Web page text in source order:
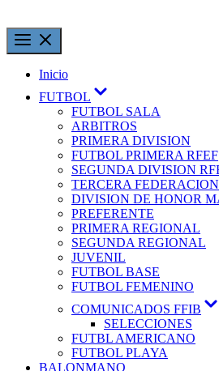
Inicio
FUTBOL
FUTBOL SALA
ARBITROS
PRIMERA DIVISION
FUTBOL PRIMERA RFEF
SEGUNDA DIVISION
TERCERA FEDERACION
DIVISION DE HONOR
PREFERENTE
PRIMERA REGIONAL
SEGUNDA REGIONAL
JUVENIL
FUTBOL BASE
FUTBOL FEMENINO
COMUNICADOS FFIB
SELECCIONES
FUTBL AMERICANO
FUTBOL PLAYA
BALONMANO